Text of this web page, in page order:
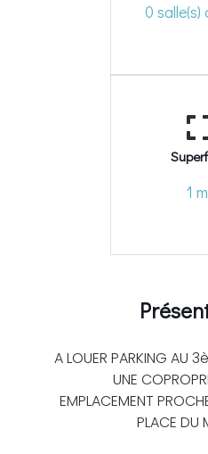
0 salle(s)
1
A LOUER PARKING AU
UNE
EMPLACEMENT
PLACE DU